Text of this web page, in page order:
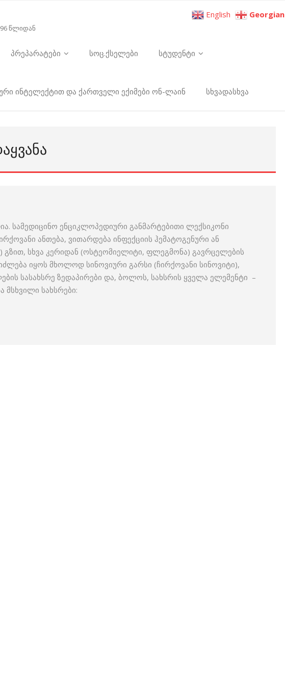
წლიდან
პრეპარატები სოც.ქსელები სტუდენტი
ინტელექტით და ქართველი ექიმები ონ-ლაინ სხვადასხვა
სამედიცინო ენციკლოპედიური განმარტებითი ლექსიკონი
ანთება, ვითარდება ინფექციის ჰემატოგენური ან
სხვა კერიდან (ოსტეომიელიტი, ფლეგმონა) გავრცელების
იყოს მხოლოდ სინოვიური გარსი (ჩირქოვანი სინოვიტი),
სასახსრე ზედაპირები და, ბოლოს, სახსრის ყველა ელემენტი –
მსხვილი სახსრები:
English Georgian